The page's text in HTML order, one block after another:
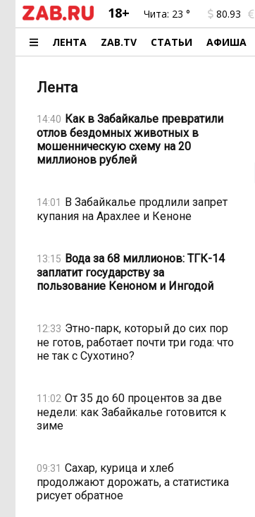
18+ Чита: 23 ° 80.93
ЛЕНТА ZAB.TV СТАТЬИ АФИША
Лента
14:40 Как в Забайкалье превратили
отлов бездомных животных в
мошенническую схему на 20
миллионов рублей
14:01 В Забайкалье продлили запрет
купания на Арахлее и Кеноне
13:15 Вода за 68 миллионов: ТГК-14
заплатит государству за
пользование Кеноном и Ингодой
12:33 Этно-парк, который до сих пор
не готов, работает почти три года: что
не так с Сухотино?
11:02 От 35 до 60 процентов за две
недели: как Забайкалье готовится к
зиме
09:31 Сахар, курица и хлеб
продолжают дорожать, а статистика
рисует обратное